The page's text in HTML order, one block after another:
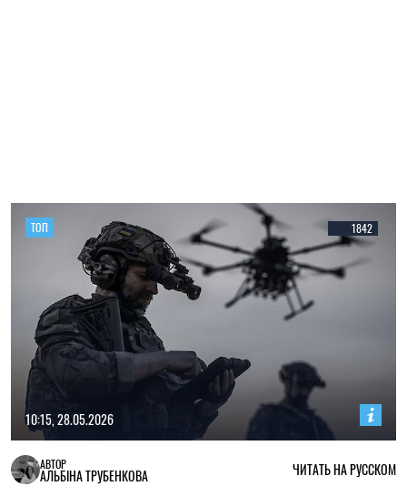
1842
ТОП
10:15, 28.05.2026
АВТОР
АЛЬБІНА ТРУБЕНКОВА ЧИТАТЬ НА РУССКОМ